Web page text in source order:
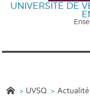
UNIVERSITÉ DE
UVSQ